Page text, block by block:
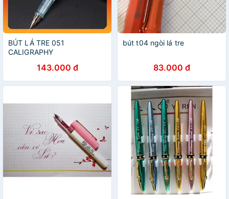
BÚT LÁ TRE 051
CALIGRAPHY
143.000 đ
bút t04 ngòi lá tre
83.000 đ